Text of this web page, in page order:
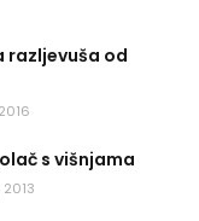
razljevuša od
s višnjama